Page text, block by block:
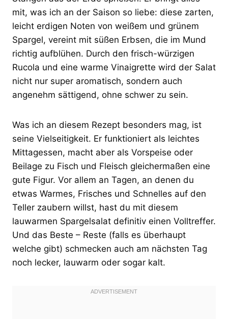
mit, was ich an der Saison so liebe: diese zarten,
leicht erdigen Noten von weißem und grünem
Spargel, vereint mit süßen Erbsen, die im Mund
richtig aufblühen. Durch den frisch-würzigen
Rucola und eine warme Vinaigrette wird der Salat
nicht nur super aromatisch, sondern auch
angenehm sättigend, ohne schwer zu sein.
Was ich an diesem Rezept besonders mag, ist
seine Vielseitigkeit. Er funktioniert als leichtes
Mittagessen, macht aber als Vorspeise oder
Beilage zu Fisch und Fleisch gleichermaßen eine
gute Figur. Vor allem an Tagen, an denen du
etwas Warmes, Frisches und Schnelles auf den
Teller zaubern willst, hast du mit diesem
lauwarmen Spargelsalat definitiv einen Volltreffer.
Und das Beste – Reste (falls es überhaupt
welche gibt) schmecken auch am nächsten Tag
noch lecker, lauwarm oder sogar kalt.